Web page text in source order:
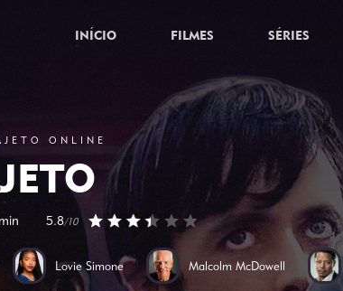
INÍCIO FILMES SÉRIES
ONLINE
5.8/10
Lovie Simone Malcolm McDowell